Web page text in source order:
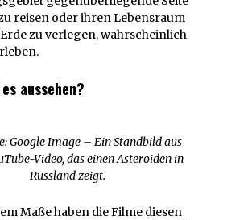
reisen oder ihren Lebensraum
zu verlegen, wahrscheinlich
aussehen?
Google Image – Ein Standbild aus
Video, das einen Asteroiden in
Russland zeigt.
Maße haben die Filme diesen